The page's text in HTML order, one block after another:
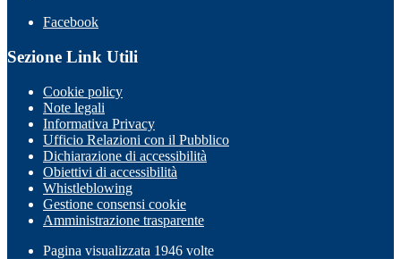
Facebook
Sezione Link Utili
Cookie policy
Note legali
Informativa Privacy
Ufficio Relazioni con il Pubblico
Dichiarazione di accessibilità
Obiettivi di accessibilità
Whistleblowing
Gestione consensi cookie
Amministrazione trasparente
Pagina visualizzata 1946 volte